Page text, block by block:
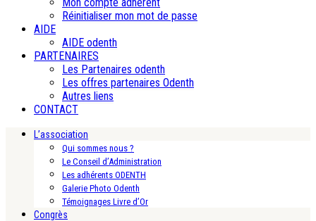
Réinitialiser mon mot de passe
AIDE
AIDE odenth
PARTENAIRES
Les Partenaires odenth
Les offres partenaires Odenth
Autres liens
CONTACT
L’association
Qui sommes nous ?
Le Conseil d’Administration
Les adhérents ODENTH
Galerie Photo Odenth
Témoignages Livre d’Or
Congrès